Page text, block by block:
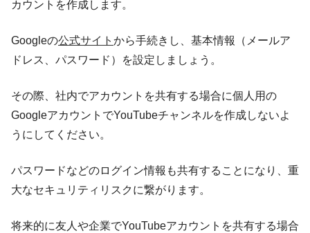
カウントを作成します。
Googleの公式サイト から手続きし、基本情報（メールア
ドレス、パスワード）を設定しましょう。
その際、社内でアカウントを共有する場合に個人用の
GoogleアカウントでYouTubeチャンネルを作成しないよ
うにしてください。
パスワードなどのログイン情報も共有することになり、重
大なセキュリティリスクに繋がります。
将来的に友人や企業でYouTubeアカウントを共有する場合